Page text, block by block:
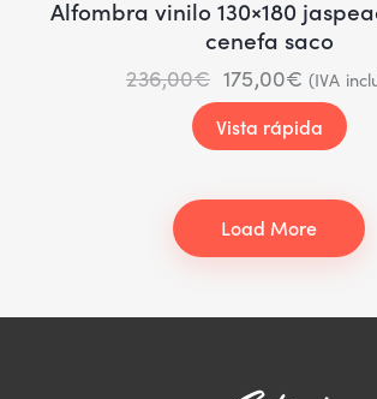
Alfombra vinilo 130×180
cenefa saco
236,00€ 175,00€ (IVA
Vista rápida
Load More